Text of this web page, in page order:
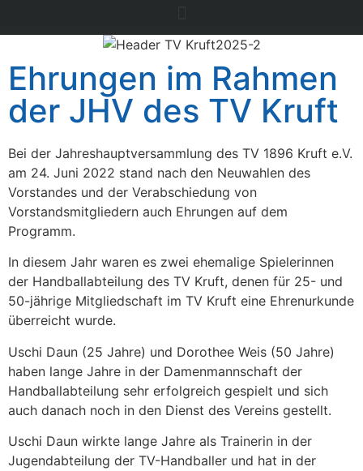
Ehrungen im Rahmen
der JHV des TV Kruft
Bei der Jahreshauptversammlung des TV 1896 Kruft e.V.
am 24. Juni 2022 stand nach den Neuwahlen des
Vorstandes und der Verabschiedung von
Vorstandsmitgliedern auch Ehrungen auf dem
Programm.
In diesem Jahr waren es zwei ehemalige Spielerinnen
der Handballabteilung des TV Kruft, denen für 25- und
50-jährige Mitgliedschaft im TV Kruft eine Ehrenurkunde
überreicht wurde.
Uschi Daun (25 Jahre) und Dorothee Weis (50 Jahre)
haben lange Jahre in der Damenmannschaft der
Handballabteilung sehr erfolgreich gespielt und sich
auch danach noch in den Dienst des Vereins gestellt.
Uschi Daun wirkte lange Jahre als Trainerin in der
Jugendabteilung der TV-Handballer und hat in der